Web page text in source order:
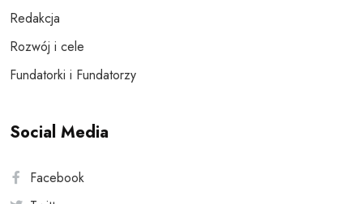
Redakcja
Rozwój i cele
Fundatorki i Fundatorzy
Social Media
Facebook